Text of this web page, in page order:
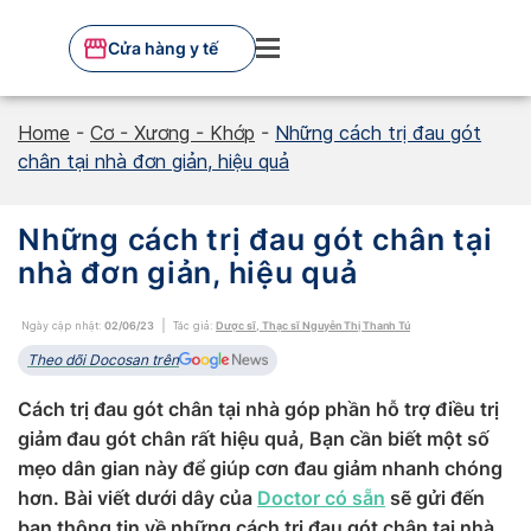
Cửa hàng y tế
Home - Cơ - Xương - Khớp - Những cách trị đau gót
chân tại nhà đơn giản, hiệu quả
Những cách trị đau gót chân tại
nhà đơn giản, hiệu quả
Ngày cập nhật: 02/06/23 Tác giả: Dược sĩ, Thạc sĩ Nguyễn Thị Thanh Tú
Theo dõi Docosan trên
Cách trị đau gót chân tại nhà góp phần hỗ trợ điều trị
giảm đau gót chân rất hiệu quả, Bạn cần biết một số
mẹo dân gian này để giúp cơn đau giảm nhanh chóng
hơn. Bài viết dưới dây của Doctor có sẵn sẽ gửi đến